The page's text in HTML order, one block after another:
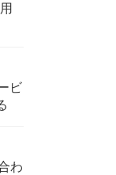
ビ
わ